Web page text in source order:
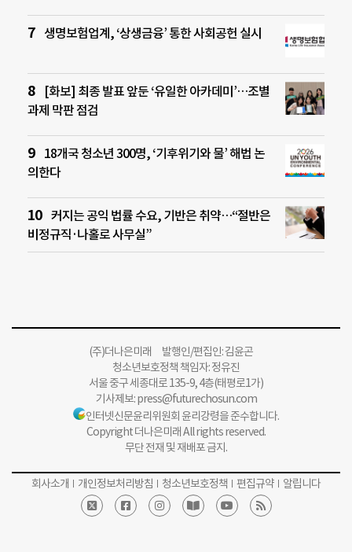
생명보험업계, ‘상생금융’ 통한 사회공헌 실시
[화보] 최종 발표 앞둔 ‘유일한 아카데미’…조별
과제 막판 점검
18개국 청소년 300명, ‘기후위기와 물’ 해법 논
의한다
커지는 공익 법률 수요, 기반은 취약…“절반은
비정규직·나홀로 사무실”
(주)더나은미래 발행인/편집인: 김윤곤
청소년보호정책 책임자: 정유진
서울 중구 세종대로 135-9, 4층(태평로1가)
기사제보:press@futurechosun.com
인터넷신문윤리위원회 윤리강령을 준수합니다.
Copyright 더나은미래 All rights reserved.
무단 전재 및 재배포 금지.
회사소개 개인정보처리방침 청소년보호정책 편집규약 알립니다